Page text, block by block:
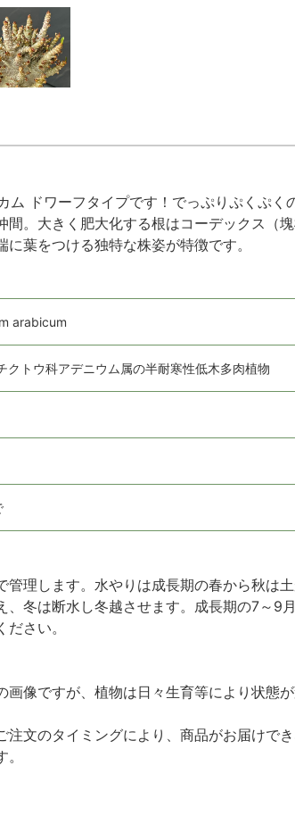
ドワーフタイプです！でっぷりぷくぷく
。大きく肥大化する根はコーデックス（
葉をつける独特な株姿が特徴です。
arabicum
クトウ科アデニウム属の半耐寒性低木多肉植物
理します。水やりは成長期の春から秋は
冬は断水し冬越させます。成長期の7～9
さい。
画像ですが、植物は日々生育等により状態
注文のタイミングにより、商品がお届けで